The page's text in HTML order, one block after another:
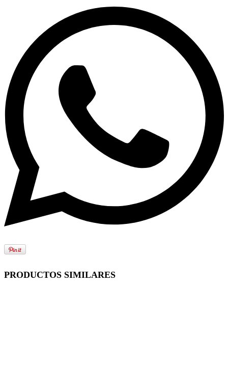
PRODUCTOS SIMILARES